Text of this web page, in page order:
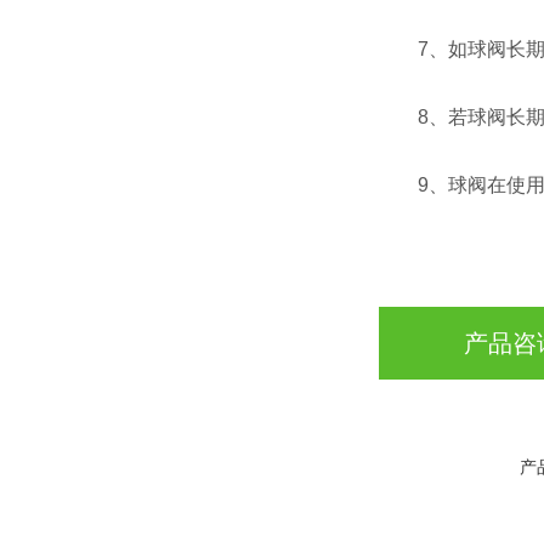
7、如球阀长期
8、若球阀长期
9、球阀在使用
产品咨
产